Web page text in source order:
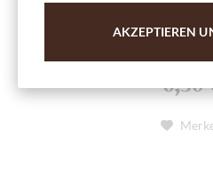
6,50
AKZEPTIEREN